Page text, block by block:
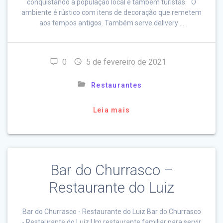
conquistando a população local e também turistas. O
ambiente é rústico com itens de decoração que remetem
aos tempos antigos. Também serve delivery …
0 5 de fevereiro de 2021
Restaurantes
Leia mais
Bar do Churrasco –
Restaurante do Luiz
Bar do Churrasco - Restaurante do Luiz Bar do Churrasco